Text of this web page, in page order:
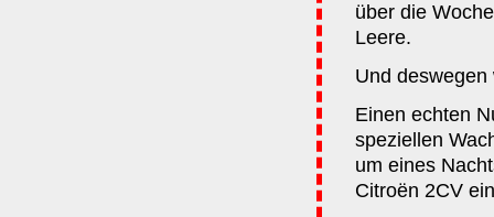
über die
Leere.
Und
Einen echten
speziellen
um eines
Citroën 2CV